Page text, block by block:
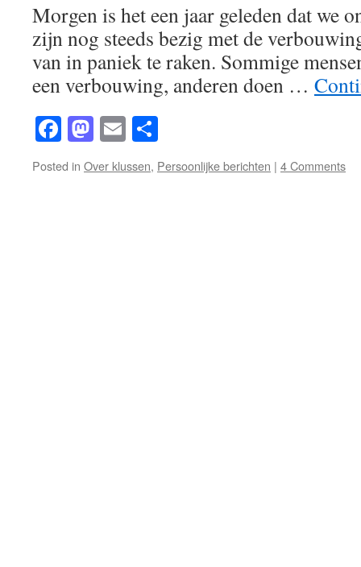
Morgen is het een jaar geleden dat we
zijn nog steeds bezig met de
van in paniek te raken. Sommige
een verbouwing, anderen doen …
Facebook
Mastodon
Email
Posted in Over klussen, Persoonlijke berichten | 4 Comments